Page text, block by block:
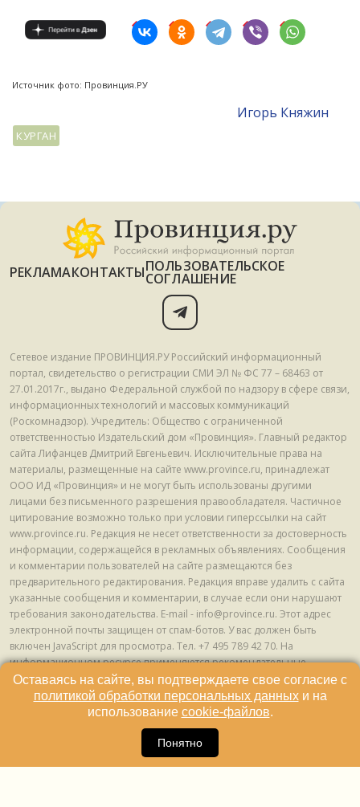
Источник фото: Провинция.РУ
Игорь Княжин
КУРГАН
РЕКЛАМАКОНТАКТЫПОЛЬЗОВАТЕЛЬСКОЕ
СОГЛАШЕНИЕ
Сетевое издание ПРОВИНЦИЯ.РУ Российский информационный
портал, свидетельство о регистрации СМИ ЭЛ № ФС 77 – 68463 от
27.01.2017г., выдано Федеральной службой по надзору в сфере связи,
информационных технологий и массовых коммуникаций
(Роскомнадзор). Учредитель: Общество с ограниченной
ответственностью Издательский дом «Провинция». Главный редактор
сайта Лифанцев Дмитрий Евгеньевич. Исключительные права на
материалы, размещенные на сайте www.province.ru, принадлежат
ООО ИД «Провинция» и не могут быть использованы другими
лицами без письменного разрешения правообладателя. Частичное
цитирование возможно только при условии гиперссылки на сайт
www.province.ru. Редакция не несет ответственности за достоверность
информации, содержащейся в рекламных объявлениях. Сообщения
и комментарии пользователей на сайте размещаются без
предварительного редактирования. Редакция вправе удалить с сайта
указанные сообщения и комментарии, в случае если они нарушают
требования законодательства. E-mail - info@province.ru. Этот адрес
электронной почты защищен от спам-ботов. У вас должен быть
включен JavaScript для просмотра. Tел. +7 495 789 42 70. На
информационном ресурсе применяются рекомендательные
технологии (информационные технологии предоставления
информации на основе сбора, систематизации и анализа сведений,
относящихся к предпочтениям пользователей сети "Интернет",
находящихся на территории Российской Федерации) © ООО ИД
Оставаясь на сайте, вы подтверждаете свое согласие с
политикой обработки персональных данныхи на
использование cookie-файлов.
Понятно